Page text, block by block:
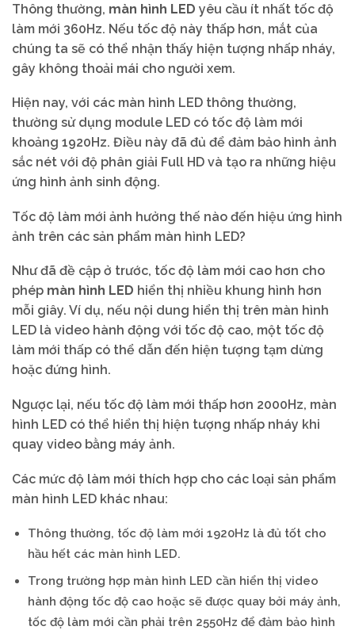
Thông thường, màn hình LED yêu cầu ít nhất tốc độ
làm mới 360Hz. Nếu tốc độ này thấp hơn, mắt của
chúng ta sẽ có thể nhận thấy hiện tượng nhấp nháy,
gây không thoải mái cho người xem.
Hiện nay, với các màn hình LED thông thường,
thường sử dụng module LED có tốc độ làm mới
khoảng 1920Hz. Điều này đã đủ để đảm bảo hình ảnh
sắc nét với độ phân giải Full HD và tạo ra những hiệu
ứng hình ảnh sinh động.
Tốc độ làm mới ảnh hưởng thế nào đến hiệu ứng hình
ảnh trên các sản phẩm màn hình LED?
Như đã đề cập ở trước, tốc độ làm mới cao hơn cho
phép màn hình LED hiển thị nhiều khung hình hơn
mỗi giây. Ví dụ, nếu nội dung hiển thị trên màn hình
LED là video hành động với tốc độ cao, một tốc độ
làm mới thấp có thể dẫn đến hiện tượng tạm dừng
hoặc đứng hình.
Ngược lại, nếu tốc độ làm mới thấp hơn 2000Hz, màn
hình LED có thể hiển thị hiện tượng nhấp nháy khi
quay video bằng máy ảnh.
Các mức độ làm mới thích hợp cho các loại sản phẩm
màn hình LED khác nhau:
Thông thường, tốc độ làm mới 1920Hz là đủ tốt cho
hầu hết các màn hình LED.
Trong trường hợp màn hình LED cần hiển thị video
hành động tốc độ cao hoặc sẽ được quay bởi máy ảnh,
tốc độ làm mới cần phải trên 2550Hz để đảm bảo hình